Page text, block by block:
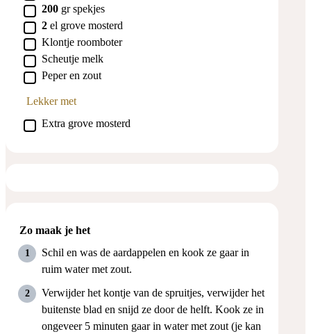
▢
200 grspekjes
▢
2 el grove mosterd
▢
Klontje roomboter
▢
Scheutje melk
▢
Peper en zout
Lekker met
▢
Extra grove mosterd
Zo maak je het
Schil en was de aardappelen en kook ze gaar in
ruim water met zout.
Verwijder het kontje van de spruitjes, verwijder het
buitenste blad en snijd ze door de helft. Kook ze in
ongeveer 5 minuten gaar in water met zout (je kan